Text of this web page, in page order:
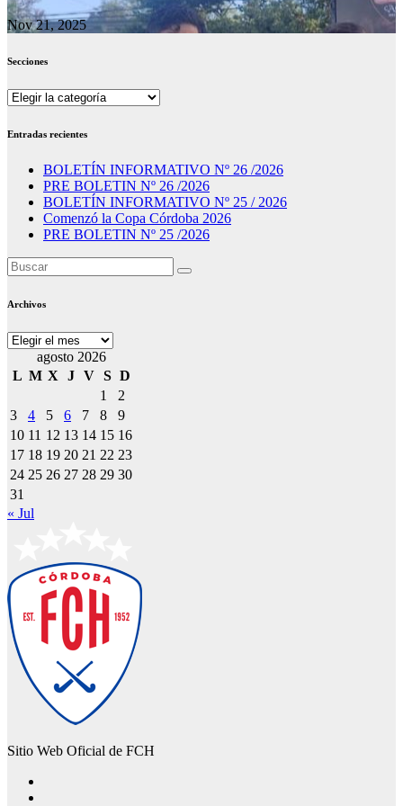
Nov 21, 2025
Secciones
Secciones
Entradas recientes
BOLETÍN INFORMATIVO Nº 26 /2026
PRE BOLETIN Nº 26 /2026
BOLETÍN INFORMATIVO Nº 25 / 2026
Comenzó la Copa Córdoba 2026
PRE BOLETIN Nº 25 /2026
Archivos
Archivos
agosto 2026
L M X J V S D
1
2
3
4 5 6 7 8
9
10 11 12 13 14 15 16
17 18 19 20 21 22 23
24 25 26 27 28 29 30
31
« Jul
Sitio Web Oficial de FCH